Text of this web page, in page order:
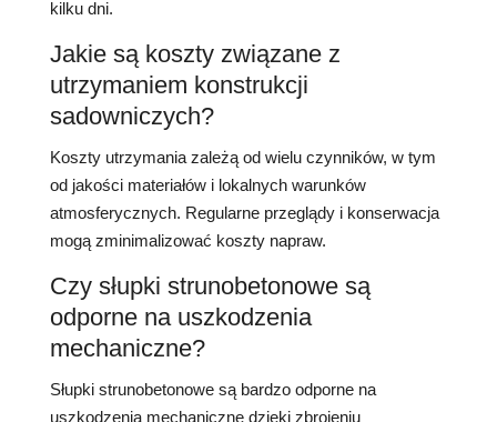
kilku dni.
Jakie są koszty związane z
utrzymaniem konstrukcji
sadowniczych?
Koszty utrzymania zależą od wielu czynników, w tym
od jakości materiałów i lokalnych warunków
atmosferycznych. Regularne przeglądy i konserwacja
mogą zminimalizować koszty napraw.
Czy słupki strunobetonowe są
odporne na uszkodzenia
mechaniczne?
Słupki strunobetonowe są bardzo odporne na
uszkodzenia mechaniczne dzięki zbrojeniu